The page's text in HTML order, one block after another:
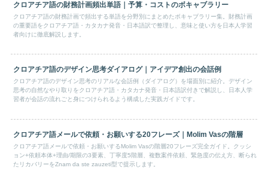
クロアチア語の財務計画頻出単語｜予算・コストのボキャブラリー
クロアチア語の財務計画で頻出する単語を分野別にまとめたボキャブラリー集。財務計画
の重要語をクロアチア語・カタカナ発音・日本語訳で整理し、意味と使い方を日本人学習
者向けに徹底解説します。
クロアチア語のデザイン思考ダイアログ｜アイデア創出の会話例
クロアチア語のデザイン思考のリアルな会話例（ダイアログ）を場面別に紹介。デザイン
思考の自然なやり取りをクロアチア語・カタカナ発音・日本語訳付きで解説し、日本人学
習者が会話の流れごと身につけられるよう構成した実践ガイドです。
クロアチア語メールで依頼・お願いする20フレーズ｜Molim Vasの階層
クロアチア語メールで依頼・お願いするMolim Vasの階層20フレーズ完全ガイド。クッシ
ョン+依頼本体+理由/期限の3要素、丁寧度5階層、複数案件依頼、緊急度の伝え方、断られ
たリカバリーをZnam da ste zauzeti型で提示します。